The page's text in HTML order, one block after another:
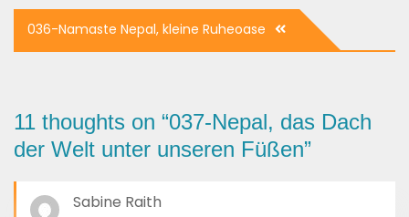
Beitrags-
Navigation
036-Namaste Nepal, kleine Ruheoase
11 thoughts on “037-Nepal, das Dach
der Welt unter unseren Füßen”
Sabine Raith